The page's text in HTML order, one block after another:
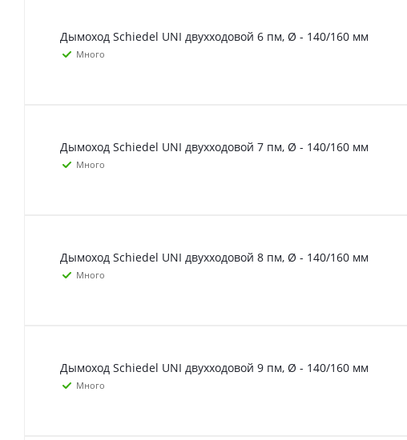
Дымоход Schiedel UNI двухходовой 6 пм, Ø - 140/160 мм
Много
Дымоход Schiedel UNI двухходовой 7 пм, Ø - 140/160 мм
Много
Дымоход Schiedel UNI двухходовой 8 пм, Ø - 140/160 мм
Много
Дымоход Schiedel UNI двухходовой 9 пм, Ø - 140/160 мм
Много